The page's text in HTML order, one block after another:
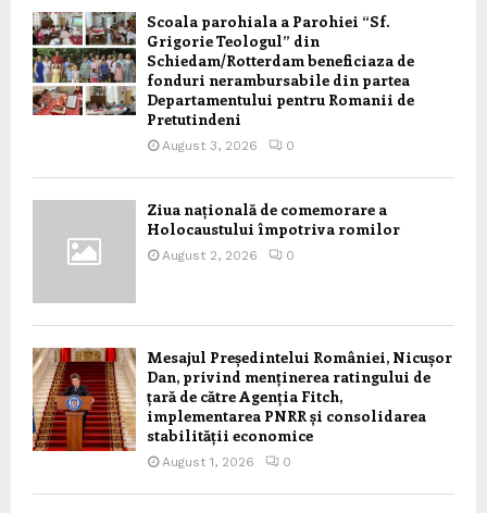
Scoala parohiala a Parohiei “Sf.
Grigorie Teologul” din
Schiedam/Rotterdam beneficiaza de
fonduri nerambursabile din partea
Departamentului pentru Romanii de
Pretutindeni
August 3, 2026 0
Ziua națională de comemorare a
Holocaustului împotriva romilor
August 2, 2026 0
Mesajul Președintelui României, Nicușor
Dan, privind menținerea ratingului de
țară de către Agenția Fitch,
implementarea PNRR și consolidarea
stabilității economice
August 1, 2026 0